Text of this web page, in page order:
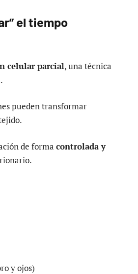
el tiempo
celular parcial, una técnica
pueden transformar
de forma controlada y
y ojos)